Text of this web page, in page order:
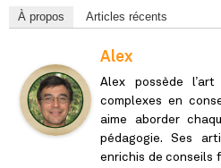
À propos Articles récents
Alex
Alex possède
complexes en
aime aborder
pédagogie. Ses
enrichis de conseils